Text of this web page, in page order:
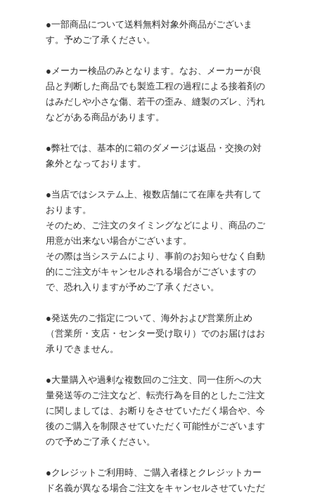
●一部商品について送料無料対象外商品がございま
す。予めご了承ください。
●メーカー検品のみとなります。なお、メーカーが良
品と判断した商品でも製造工程の過程による接着剤の
はみだしや小さな傷、若干の歪み、縫製のズレ、汚れ
などがある商品があります。
●弊社では、基本的に箱のダメージは返品・交換の対
象外となっております。
●当店ではシステム上、複数店舗にて在庫を共有して
おります。
そのため、ご注文のタイミングなどにより、商品のご
用意が出来ない場合がございます。
その際は当システムにより、事前のお知らせなく自動
的にご注文がキャンセルされる場合がございますの
で、恐れ入りますが予めご了承ください。
●発送先のご指定について、海外および営業所止め
（営業所・支店・センター受け取り）でのお届けはお
承りできません。
●大量購入や過剰な複数回のご注文、同一住所への大
量発送等のご注文など、転売行為を目的としたご注文
に関しましては、お断りをさせていただく場合や、今
後のご購入を制限させていただく可能性がございます
ので予めご了承ください。
●クレジットご利用時、ご購入者様とクレジットカー
ド名義が異なる場合ご注文をキャンセルさせていただ